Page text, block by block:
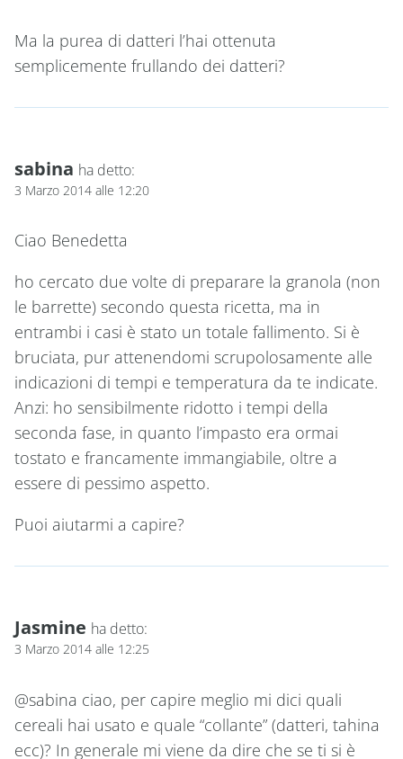
Ma la purea di datteri l’hai ottenuta
semplicemente frullando dei datteri?
sabina ha detto:
3 Marzo 2014 alle 12:20
Ciao Benedetta
ho cercato due volte di preparare la granola (non
le barrette) secondo questa ricetta, ma in
entrambi i casi è stato un totale fallimento. Si è
bruciata, pur attenendomi scrupolosamente alle
indicazioni di tempi e temperatura da te indicate.
Anzi: ho sensibilmente ridotto i tempi della
seconda fase, in quanto l’impasto era ormai
tostato e francamente immangiabile, oltre a
essere di pessimo aspetto.
Puoi aiutarmi a capire?
Jasmine ha detto:
3 Marzo 2014 alle 12:25
@sabina ciao, per capire meglio mi dici quali
cereali hai usato e quale “collante” (datteri, tahina
ecc)? In generale mi viene da dire che se ti si è